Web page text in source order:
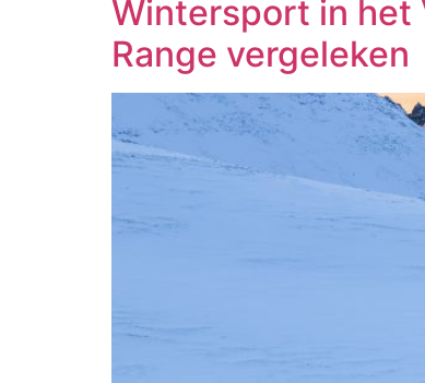
Wintersport in het
Range vergeleken